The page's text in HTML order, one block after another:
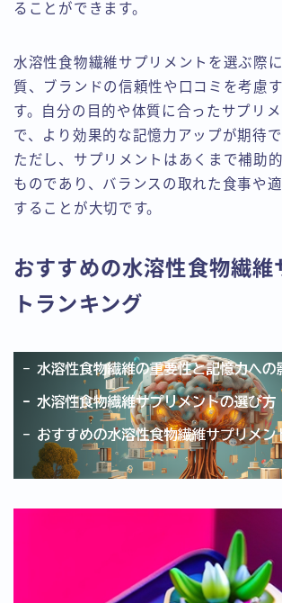
ることができます。
水溶性食物繊維サプリメントを選ぶ際
質、ブランドの信頼性や口コミを考慮
す。自分の目的や体質に合ったサプリ
で、より効果的な記憶力アップが期待で
ただし、サプリメントはあくまで補助
ものであり、バランスの取れた食事や
することが大切です。
おすすめの水溶性食物繊維
トランキング